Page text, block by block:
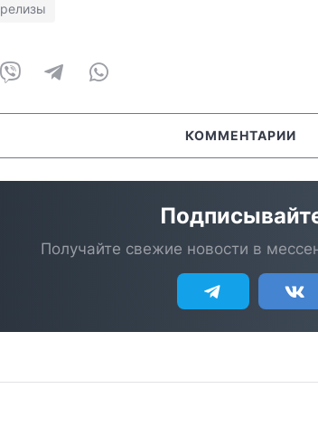
КОММЕНТАРИИ
Получайте свежие новости в